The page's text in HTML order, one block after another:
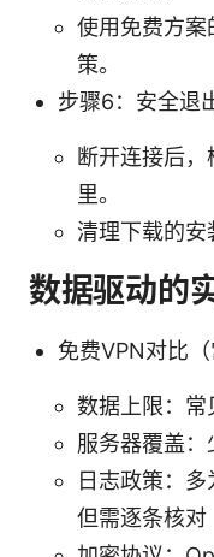
使用免费方案
策。
步骤6：安全退
断开连接后
里。
清理下载的安
数据驱动的
免费VPN对比（
数据上限：
服务器覆盖
日志政策：多
但需逐条核对